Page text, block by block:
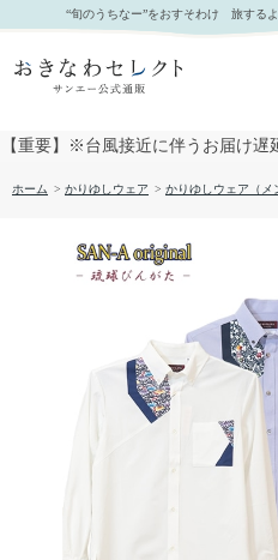
【送料無料】琉球びんがた－壱 長袖 伝統工芸か
サンエー公式通販
“旬のうちなー”をおすそわけ 旅する
【重要】※台風接近に伴うお届け
ホーム > かりゆしウェア > かりゆしウェア（メ